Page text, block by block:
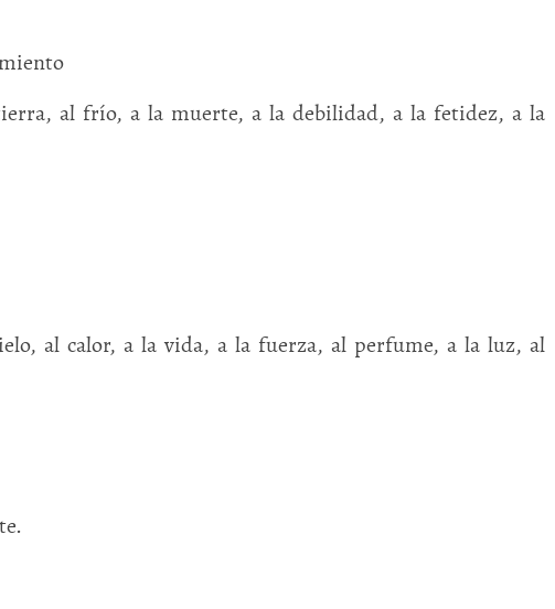
al frío, a la muerte, a la debilidad, a la fetidez, a la
al calor, a la vida, a la fuerza, al perfume, a la luz, al